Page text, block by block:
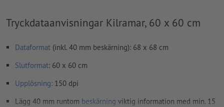
Tryckdataanvisningar Kilramar, 60 x 60 cm
Dataformat (inkl. 40 mm beskärning): 68 x 68 cm
Slutformat: 60 x 60 cm
Upplösning: 150 dpi
Lägg 40 mm runtom beskärning viktig information med min. 15